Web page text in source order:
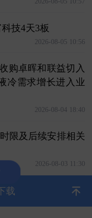
技4天3板
2026-08-05 10:56
购卓晖和联益切入
冷需求增长进入业
2026-08-04 18:40
限及后续安排相关
2026-08-03 11:30
载